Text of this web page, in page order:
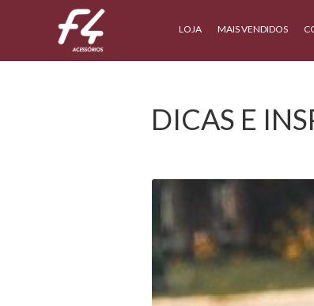
LOJA MAIS VENDIDOS
DICAS E